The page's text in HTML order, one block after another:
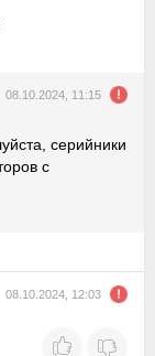
08.10.2024, 11:15
серийники
с
08.10.2024, 12:03